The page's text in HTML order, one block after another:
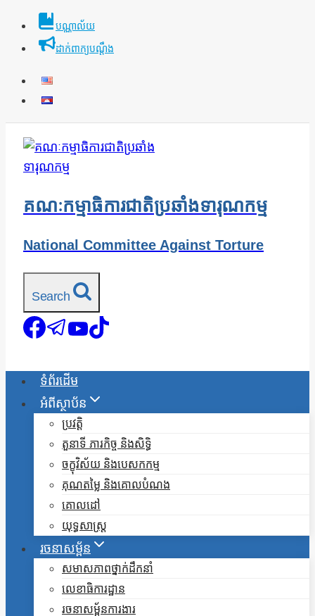
Skip
បណ្ណាល័យ
ដាក់ពាក្យបណ្ដឹង
គណៈកម្មាធិការជាតិប្រឆាំងទារុណកម្ម
National Committee Against Torture
Search
ទំព័រដើម
អំពីស្ថាប័ន
ប្រវត្តិ
តួនាទី ភារកិច្ច និងសិទ្ធិ
ចក្ខុវិស័យ និងបេសកកម្ម
គុណតម្លៃ និងគោលបំណង
គោលដៅ
យុទ្ធសាស្ត្រ
រចនាសម្ព័ន
សមាសភាពថ្នាក់ដឹកនាំ
លេខាធិការដ្ឋាន
រចនាសម្ព័នការងារ